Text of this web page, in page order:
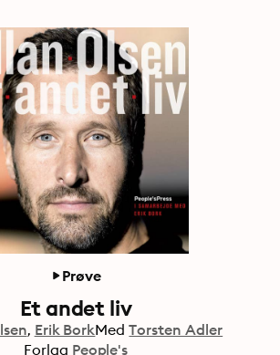
Prøve
Et andet liv
Erik BorkMed Torsten Adler
Forlag People's